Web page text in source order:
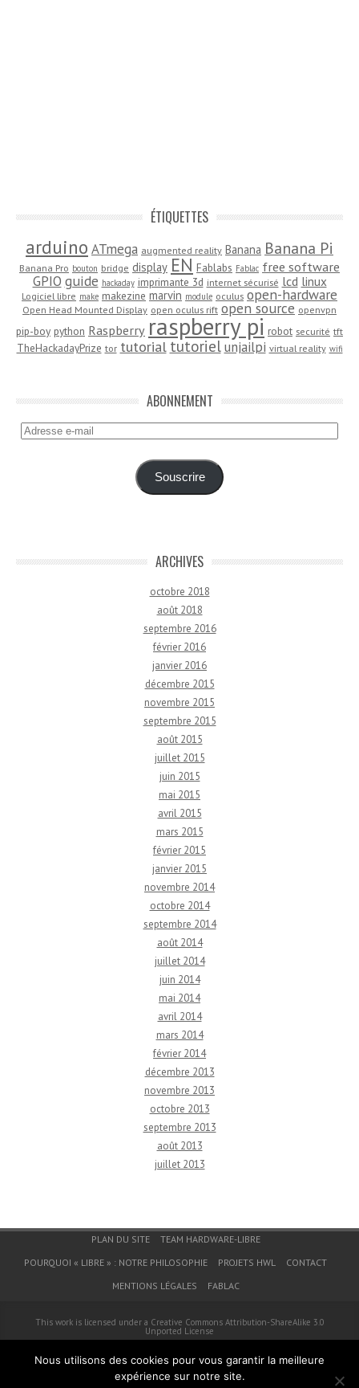
ÉTIQUETTES
arduino ATmega augmented reality Banana Banana Pi
Banana Pro bouton bridge display EN Fablabs Fablac free software
GPIO guide hackaday imprimante 3d internet sécurisé lcd linux
Logiciel libre make makezine marvin module oculus open-hardware
Open Head Mounted Display open oculus rift open source openvpn
pip-boy python Raspberry raspberry pi robot securité tft
TheHackadayPrize tor tutorial tutoriel unjailpi virtual reality wifi
ABONNEMENT
Adresse
Souscrire
ARCHIVES
octobre 2018
août 2018
septembre 2016
février 2016
janvier 2016
décembre 2015
novembre 2015
septembre 2015
août 2015
juillet 2015
juin 2015
mai 2015
avril 2015
mars 2015
février 2015
janvier 2015
novembre 2014
octobre 2014
septembre 2014
août 2014
juillet 2014
juin 2014
mai 2014
avril 2014
mars 2014
février 2014
décembre 2013
novembre 2013
octobre 2013
septembre 2013
août 2013
juillet 2013
Menu du bas de pagePLAN DU SITE
TEAM HARDWARE-LIBRE
POURQUOI « LIBRE » : NOTRE PHILOSOPHIE
PROJETS HWL
CONTACT
MENTIONS LÉGALES
FABLAC
This work is licensed under a Creative Commons Attribution-ShareAlike 3.0
Unported License
Nous utilisons des cookies pour vous garantir la meilleure
expérience sur notre site.